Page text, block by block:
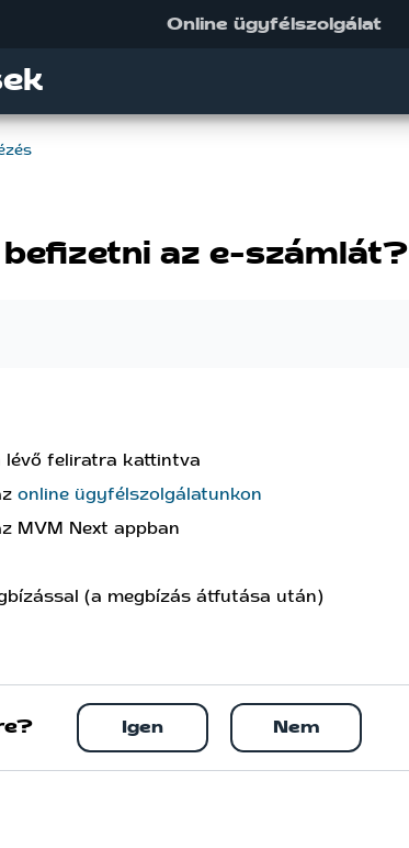
Online ügyfélszolgálat
befizetni az e-számlát?
lévő feliratra kattintva
online ügyfélszolgálatunkon
MVM Next appban
(a megbízás átfutása után)
Igen Nem